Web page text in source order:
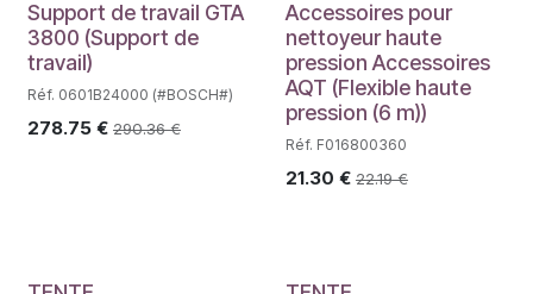
Support de travail GTA
3800 (Support de
travail)
Réf. 0601B24000 (#BOSCH#)
278.75 € 290.36€
Accessoires pour
nettoyeur haute
pression Accessoires
AQT (Flexible haute
pression (6 m))
Réf. F016800360
21.30 € 22.19€